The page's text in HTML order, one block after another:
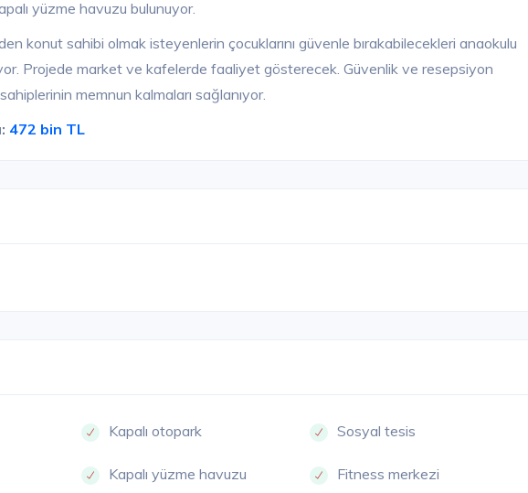
yüzme havuzu bulunuyor.
konut sahibi olmak isteyenlerin çocuklarını güvenle bırakabilecekleri anaokulu
Projede market ve kafelerde faaliyet gösterecek. Güvenlik ve resepsiyon
memnun kalmaları sağlanıyor.
472 bin TL
Kapalı otopark Sosyal tesis
Kapalı yüzme havuzu Fitness merkezi